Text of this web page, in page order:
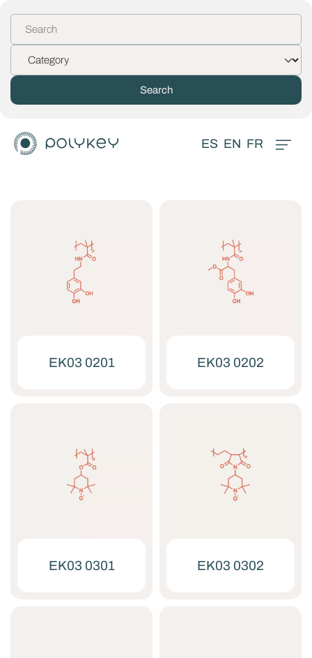
ES EN FR
EK03 0201 EK03 0202
EK03 0301 EK03 0302